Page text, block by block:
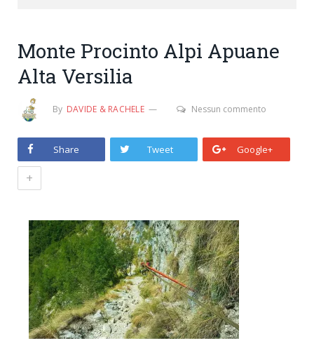
Monte Procinto Alpi Apuane
Alta Versilia
By DAVIDE & RACHELE Nessun commento
Share Tweet Google+
+